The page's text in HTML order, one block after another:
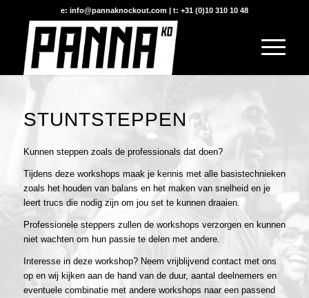
e: info@pannaknockout.com | t: +31 (0)10 310 10 48
STUNTSTEPPEN
Kunnen steppen zoals de professionals dat doen?
Tijdens deze workshops maak je kennis met alle basistechnieken
zoals het houden van balans en het maken van snelheid en je
leert trucs die nodig zijn om jou set te kunnen draaien.
Professionele steppers zullen de workshops verzorgen en kunnen
niet wachten om hun passie te delen met andere.
Interesse in deze workshop? Neem vrijblijvend contact met ons
open wij kijken aan de hand van de duur, aantal deelnemers en
eventuele combinatie met andere workshops naar een passend